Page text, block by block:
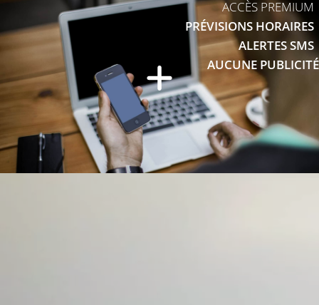
ACCÈS PREMIUM
PRÉVISIONS HORAIRES
ALERTES SMS
AUCUNE PUBLICITÉ